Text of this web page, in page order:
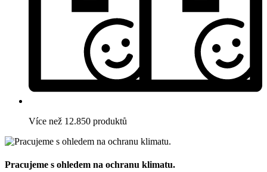
Více než 12.850 produktů
Pracujeme s ohledem na ochranu klimatu.